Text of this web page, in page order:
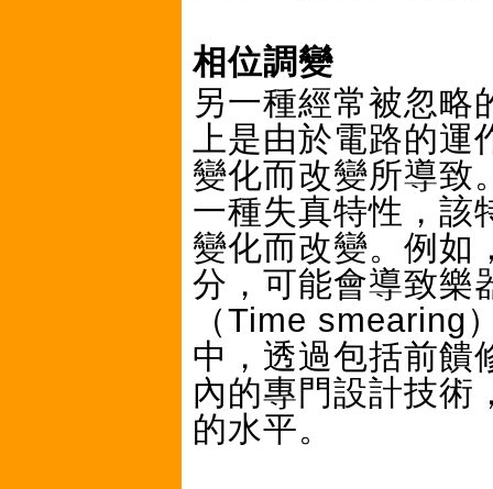
相位調變
另一種經常被忽略
上是由於電路的
變化而改變所導致
一種失真特性，該
變化而改變。例如
分，可能會導致樂
（Time smearing
中，透過包括前饋
內的專門設計技術
的水平。